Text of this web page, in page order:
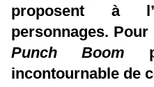
proposent à
personnages.
Punch Boom
incontournable de